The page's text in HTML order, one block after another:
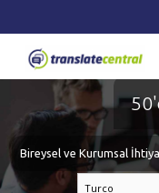
INICIO
SERVICIOS
Bireysel ve Kurumsal